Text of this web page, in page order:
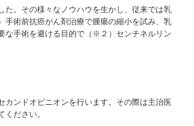
た。その様々なノウハウを生かし、従来では乳
術前抗癌がん剤治療で腫瘍の縮小を試み、乳
な手術を避ける目的で（※２）センチネルリン
カンドオピニオンを行います。その際は主治医
ださい。